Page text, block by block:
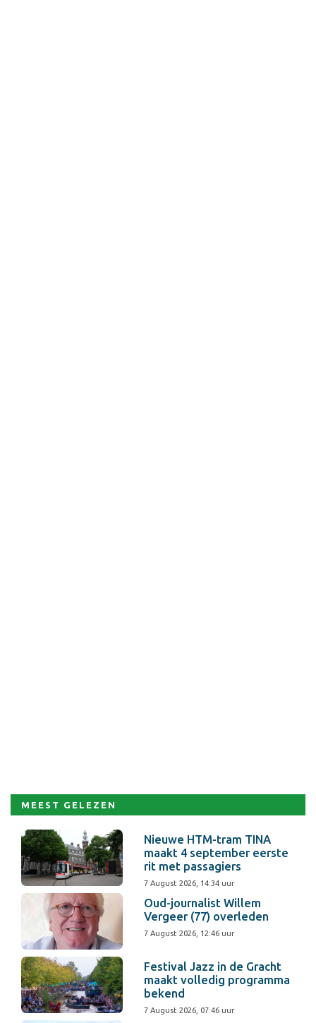
MEEST GELEZEN
Nieuwe HTM-tram TINA
maakt 4 september eerste
rit met passagiers
7 August 2026, 14:34 uur
Oud-journalist Willem
Vergeer (77) overleden
7 August 2026, 12:46 uur
Festival Jazz in de Gracht
maakt volledig programma
bekend
7 August 2026, 07:46 uur